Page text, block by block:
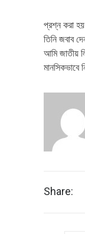
প্রশ্ন করা
তিনি জবাব
আমি জাতীয়
মানসিকভাবে
Share: